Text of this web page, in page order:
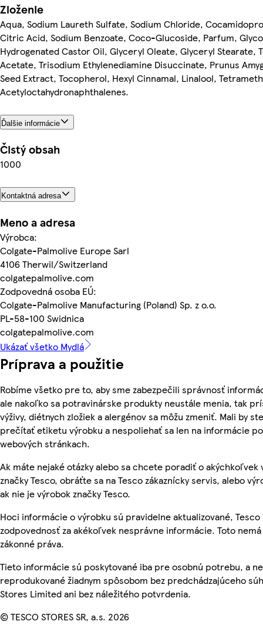
Zloženie
Aqua, Sodium Laureth Sulfate, Sodium Chloride,
Citric Acid, Sodium Benzoate, Coco-Glucoside, Parfum,
Hydrogenated Castor Oil, Glyceryl Oleate, Glyceryl Stearate,
Acetate, Trisodium Ethylenediamine Disuccinate, Prunus
Seed Extract, Tocopherol, Hexyl Cinnamal, Linalool,
Acetyloctahydronaphthalenes.
Ďalšie informácie
Čistý obsah
1000
Kontaktná adresa
Meno a adresa
Výrobca:
Colgate-Palmolive Europe Sarl
4106 Therwil/Switzerland
colgatepalmolive.com
Zodpovedná osoba EÚ:
Colgate-Palmolive Manufacturing (Poland) Sp. z o.o.
PL-58-100 Swidnica
colgatepalmolive.com
Ukázať všetko Mydlá
Príprava a použitie
Robíme všetko pre to, aby sme zabezpečili správnosť
ale nakoľko sa potravinárske produkty neustále menia, tak
výživy, diétnych zložiek a alergénov sa môžu zmeniť. Mali by
prečítať etiketu výrobku a nespoliehať sa len na informácie
webových stránkach.
Ak máte nejaké otázky alebo sa chcete poradiť o akýchkoľvek
značky Tesco, obráťte sa na Tesco zákaznícky servis, alebo
ak nie je výrobok značky Tesco.
Hoci informácie o výrobku sú pravidelne aktualizované, Tesco
zodpovednosť za akékoľvek nesprávne informácie. Toto nemá
zákonné práva.
Tieto informácie sú poskytované iba pre osobnú potrebu, a
reprodukované žiadnym spôsobom bez predchádzajúceho
Stores Limited ani bez náležitého potvrdenia.
© TESCO STORES SR, a.s. 2026